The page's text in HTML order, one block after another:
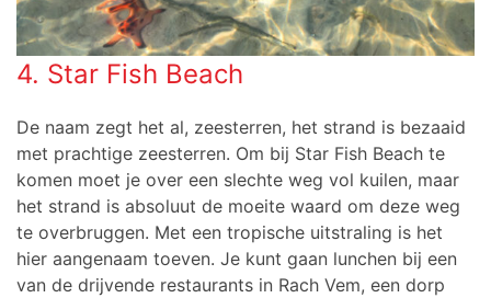
4. Star Fish Beach
De naam zegt het al, zeesterren, het strand is bezaaid
met prachtige zeesterren. Om bij Star Fish Beach te
komen moet je over een slechte weg vol kuilen, maar
het strand is absoluut de moeite waard om deze weg
te overbruggen. Met een tropische uitstraling is het
hier aangenaam toeven. Je kunt gaan lunchen bij een
van de drijvende restaurants in Rach Vem, een dorp